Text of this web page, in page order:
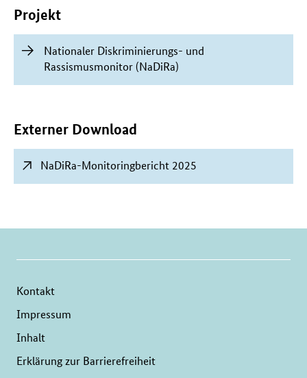
Projekt
Nationaler Diskriminierungs- und
Rassismusmonitor (NaDiRa)
Externer Download
NaDiRa-Monitoringbericht 2025
Kontakt
Impressum
Inhalt
Erklärung zur Barrierefreiheit